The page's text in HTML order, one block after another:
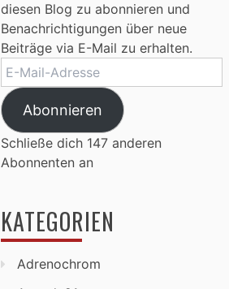
diesen Blog zu abonnieren und
Benachrichtigungen über neue
Beiträge via E-Mail zu erhalten.
E-
Mail-
AdresseAbonnieren
Schließe dich 147 anderen
Abonnenten an
KATEGORIEN
Adrenochrom